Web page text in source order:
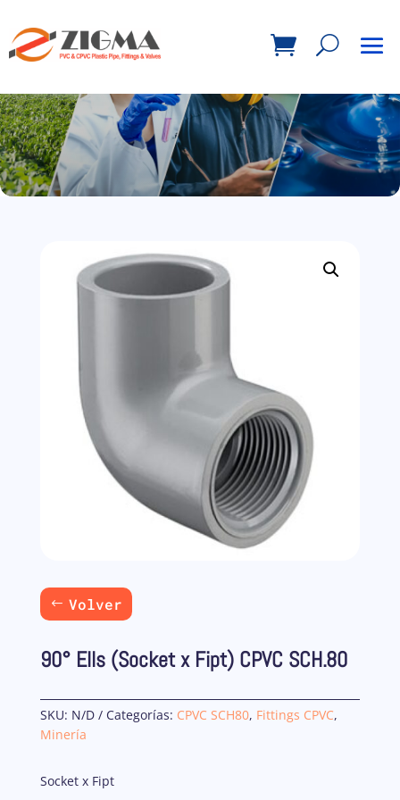
Volver
90° Ells (Socket x Fipt) CPVC SCH.80
SKU: N/D Categorías: CPVC SCH80, Fittings CPVC,
Minería
Socket x Fipt